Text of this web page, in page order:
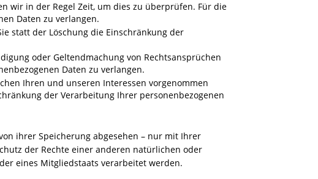
wir in der Regel Zeit, um dies zu überprüfen. Für die
Daten zu verlangen.
statt der Löschung die Einschränkung der
oder Geltendmachung von Rechtsansprüchen
Daten zu verlangen.
Ihren und unseren Interessen vorgenommen
der Verarbeitung Ihrer personenbezogenen
ihrer Speicherung abgesehen – nur mit Ihrer
der Rechte einer anderen natürlichen oder
eines Mitgliedstaats verarbeitet werden.